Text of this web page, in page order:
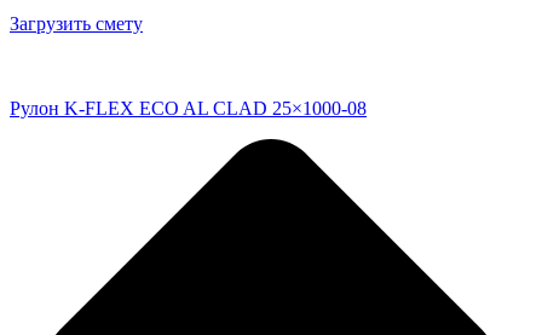
Загрузить смету
Рулон K-FLEX ECO AL CLAD 25×1000-08